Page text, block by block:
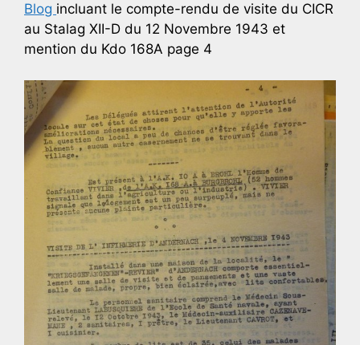
Blog incluant le compte-rendu de visite du CICR
au Stalag XII-D du 12 Novembre 1943 et
mention du Kdo 168A page 4